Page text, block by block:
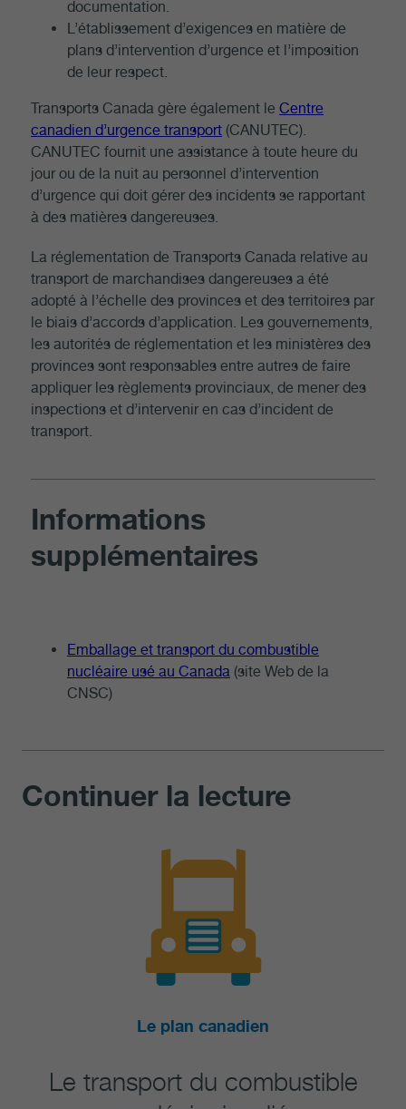
documentation.
L’établissement d’exigences en matière de
plans d’intervention d’urgence et l’imposition
de leur respect.
Transports Canada gère également le Centre
canadien d’urgence transport (CANUTEC).
CANUTEC fournit une assistance à toute heure du
jour ou de la nuit au personnel d’intervention
d’urgence qui doit gérer des incidents se rapportant
à des matières dangereuses.
La réglementation de Transports Canada relative au
transport de marchandises dangereuses a été
adopté à l’échelle des provinces et des territoires par
le biais d’accords d’application. Les gouvernements,
les autorités de réglementation et les ministères des
provinces sont responsables entre autres de faire
appliquer les règlements provinciaux, de mener des
inspections et d’intervenir en cas d’incident de
transport.
Informations
supplémentaires
Emballage et transport du combustible
nucléaire usé au Canada (site Web de la
CNSC)
Continuer la lecture
Le plan canadien
du combustible
Le transport du
La